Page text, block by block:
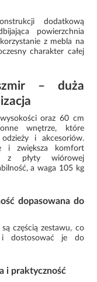
dodatkową
powierzchnia
z mebla na
charakter całej
– duża
oraz 60 cm
wnętrze, które
i akcesoriów.
i zwiększa komfort
z płyty wiórowej
a waga 105 kg
dopasowana do
częścią zestawu, co
i dostosować je do
i praktyczność